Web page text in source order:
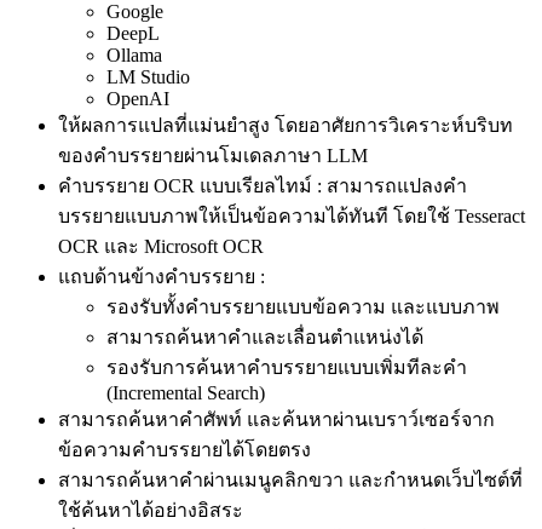
Google
DeepL
Ollama
LM Studio
OpenAI
ให้ผลการแปลที่แม่นยำสูง โดยอาศัยการวิเคราะห์บริบท
ของคำบรรยายผ่านโมเดลภาษา LLM
คำบรรยาย OCR แบบเรียลไทม์ : สามารถแปลงคำ
บรรยายแบบภาพให้เป็นข้อความได้ทันที โดยใช้ Tesseract
OCR และ Microsoft OCR
แถบด้านข้างคำบรรยาย :
รองรับทั้งคำบรรยายแบบข้อความ และแบบภาพ
สามารถค้นหาคำและเลื่อนตำแหน่งได้
รองรับการค้นหาคำบรรยายแบบเพิ่มทีละคำ
(Incremental Search)
สามารถค้นหาคำศัพท์ และค้นหาผ่านเบราว์เซอร์จาก
ข้อความคำบรรยายได้โดยตรง
สามารถค้นหาคำผ่านเมนูคลิกขวา และกำหนดเว็บไซต์ที่
ใช้ค้นหาได้อย่างอิสระ